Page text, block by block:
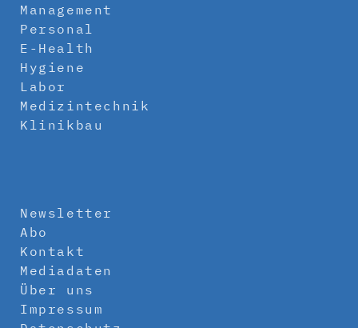
Management
Personal
E-Health
Hygiene
Labor
Medizintechnik
Klinikbau
Newsletter
Abo
Kontakt
Mediadaten
Über uns
Impressum